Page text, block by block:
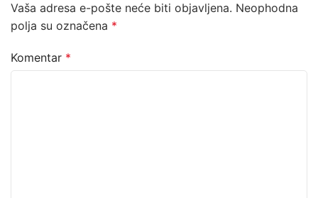
Vaša adresa e-pošte neće biti objavljena. Neophodna
polja su označena *
Komentar *